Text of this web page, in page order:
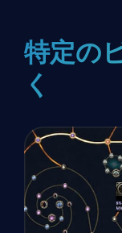
特定の
く